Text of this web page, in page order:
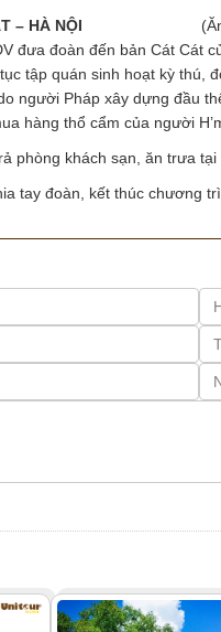
– HÀ NỘI
(Ăn
đưa đoàn đến bản Cát Cát
tập quán sinh hoạt kỳ thú,
người Pháp xây dựng đầu
hàng thổ cẩm của người
phòng khách sạn, ăn trưa
tay đoàn, kết thúc chương
đề:
(*):